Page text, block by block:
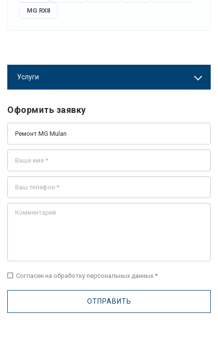
MG RX8
Услуги
Оформить заявку
check_box_outline_blank Согласен на обработку персональных данных *